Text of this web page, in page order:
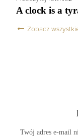
A clock is a
Zobacz
Twój adres e-mail